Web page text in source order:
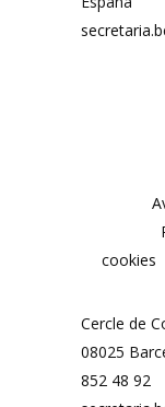
cookies
Cercle de
08025
852 48 92